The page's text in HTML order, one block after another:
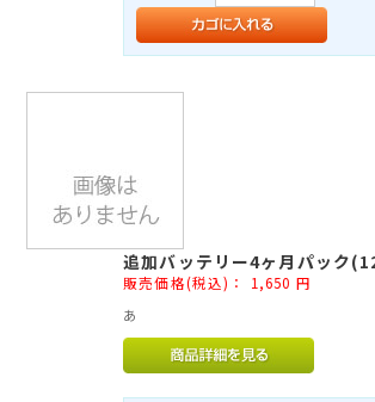
追加バッテリー4ヶ月パック
販売価格(税込)： 1,650 円
あ